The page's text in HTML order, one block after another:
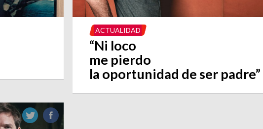
ACTUALIDAD
“Ni loco
me pierdo
la oportunidad de ser padre”